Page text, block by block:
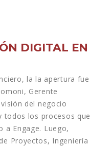
DIGITAL EN
la la apertura fue
Gerente
del negocio
todos los procesos que
a Engage. Luego,
Proyectos, Ingeniería